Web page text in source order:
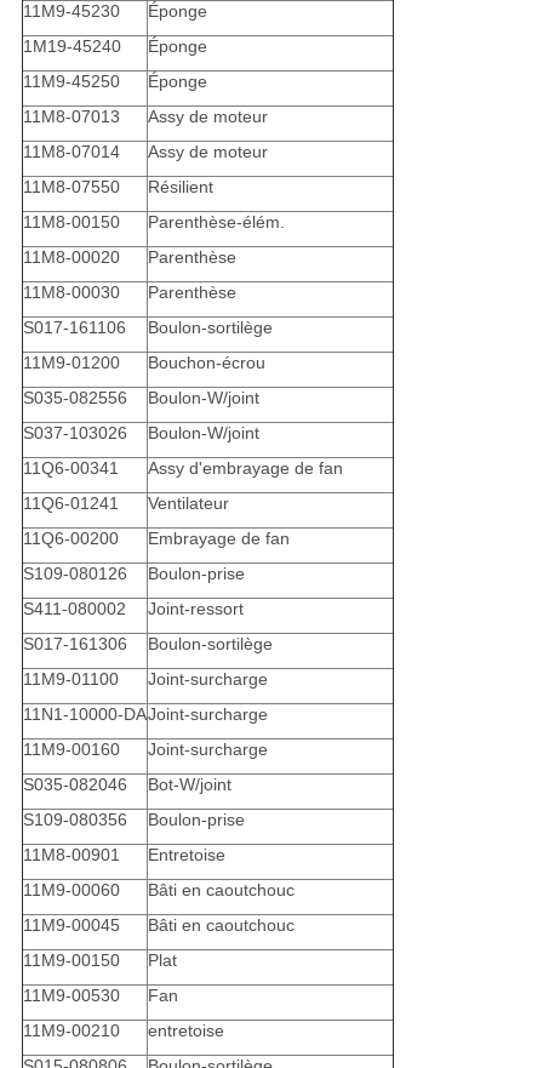
11M9-45230
Éponge
1M19-45240
Éponge
11M9-45250
Éponge
11M8-07013
Assy de moteur
11M8-07014
Assy de moteur
11M8-07550
Résilient
11M8-00150
Parenthèse-élém.
11M8-00020
Parenthèse
11M8-00030
Parenthèse
S017-161106
Boulon-sortilège
11M9-01200
Bouchon-écrou
S035-082556
Boulon-W/joint
S037-103026
Boulon-W/joint
11Q6-00341
Assy d'embrayage de fan
11Q6-01241
Ventilateur
11Q6-00200
Embrayage de fan
S109-080126
Boulon-prise
S411-080002
Joint-ressort
S017-161306
Boulon-sortilège
11M9-01100
Joint-surcharge
11N1-10000-DAJoint-surcharge
11M9-00160
Joint-surcharge
S035-082046
Bot-W/joint
S109-080356
Boulon-prise
11M8-00901
Entretoise
11M9-00060
Bâti en caoutchouc
11M9-00045
Bâti en caoutchouc
11M9-00150
Plat
11M9-00530
Fan
11M9-00210
entretoise